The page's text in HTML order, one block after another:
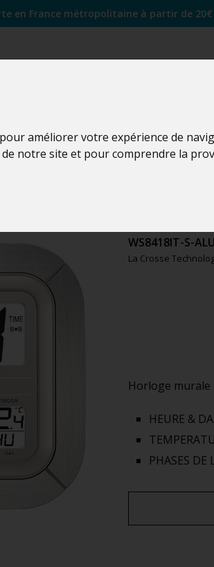
améliorer votre expérience de
notre site et pour comprendre la
en France métropolitaine à partir de
WS8418IT-S-ALU
La Crosse
Horloge murale
HEURE &
PHASES DE